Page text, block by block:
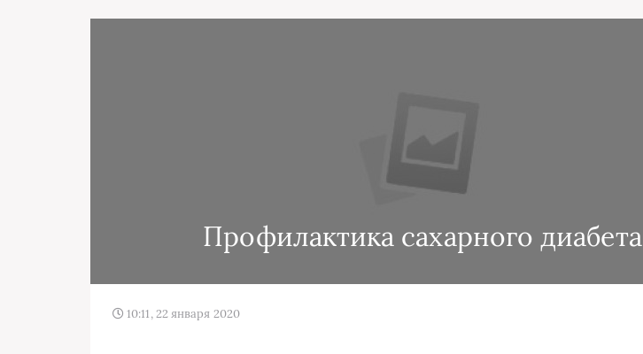
Профилактика сахарного диабета
10:11, 22 января 2020